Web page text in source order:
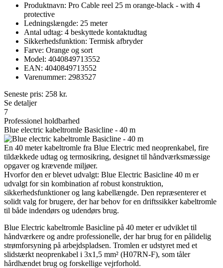
Produktnavn: Pro Cable reel 25 m orange-black - with 4
protective
Ledningslængde: 25 meter
Antal udtag: 4 beskyttede kontaktudtag
Sikkerhedsfunktion: Termisk afbryder
Farve: Orange og sort
Model: 4040849713552
EAN: 4040849713552
Varenummer: 2983527
Seneste pris: 258 kr.
Se detaljer
7
Professionel holdbarhed
Blue electric kabeltromle Basicline - 40 m
En 40 meter kabeltromle fra Blue Electric med neoprenkabel, fire
tildækkede udtag og termosikring, designet til håndværksmæssige
opgaver og krævende miljøer.
Hvorfor den er blevet udvalgt: Blue Electric Basicline 40 m er
udvalgt for sin kombination af robust konstruktion,
sikkerhedsfunktioner og lang kabellængde. Den repræsenterer et
solidt valg for brugere, der har behov for en driftssikker kabeltromle
til både indendørs og udendørs brug.
Blue Electric kabeltromle Basicline på 40 meter er udviklet til
håndværkere og andre professionelle, der har brug for en pålidelig
strømforsyning på arbejdspladsen. Tromlen er udstyret med et
slidstærkt neoprenkabel i 3x1,5 mm² (H07RN-F), som tåler
hårdhændet brug og forskellige vejrforhold.